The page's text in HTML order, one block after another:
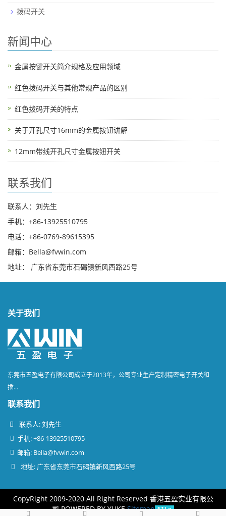
拨码开关
新闻中心
金属按键开关简介规格及应用领域
红色拨码开关与其他常规产品的区别
红色拨码开关的特点
关于开孔尺寸16mm的金属按钮讲解
12mm带线开孔尺寸金属按钮开关
联系我们
联系人：刘先生
手机：+86-13925510795
电话：+86-0769-89615395
邮箱：Bella@fvwin.com
地址： 广东省东莞市石碣镇新风西路25号
关于我们
东莞市五盈电子有限公司成立于2013年，公司专业生产定制精密电子开关和
插...
联系我们
联系人: 刘先生
手机: +86-13925510795
邮箱: Bella@fvwin.com
地址: 广东省东莞市石碣镇新风西路25号
CopyRight 2009-2020 All Right Reserved 香港五盈实业有限公
司POWERED BY YUKESitemap 51La